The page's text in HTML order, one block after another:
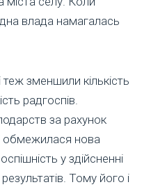
влада намагалась
зменшили кількість
радгоспів.
за рахунок
обмежилася нова
у здійсненні
Тому його і